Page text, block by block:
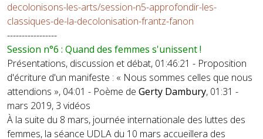
decolonisons-les-arts/session-n5-approfondir-les-
classiques-de-la-decolonisation-frantz-fanon
-----------------
Session n°6 : Quand des femmes s'unissent !
Présentations, discussion et débat, 01:46:21 - Proposition
d'écriture d'un manifeste : « Nous sommes celles que nous
attendions », 04:01 - Poème de Gerty Dambury, 01:31 -
mars 2019, 3 vidéos
À la suite du 8 mars, journée internationale des luttes des
femmes, la séance UDLA du 10 mars accueillera des